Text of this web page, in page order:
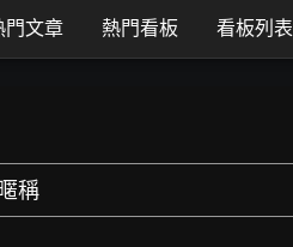
門文章 熱門看板 看板列表
暱稱